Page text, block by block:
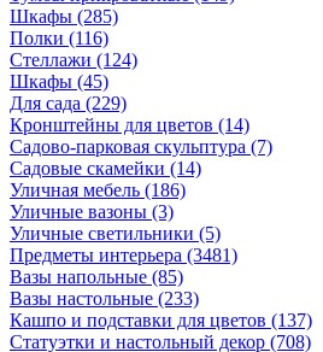
Шкафы (285)
Полки (116)
Стеллажи (124)
Шкафы (45)
Для сада (229)
Кронштейны для цветов (14)
Садово-парковая скульптура (7)
Садовые скамейки (14)
Уличная мебель (186)
Уличные вазоны (3)
Уличные светильники (5)
Предметы интерьера (3481)
Вазы напольные (85)
Вазы настольные (233)
Кашпо и подставки для цветов (137)
Статуэтки и настольный декор (708)